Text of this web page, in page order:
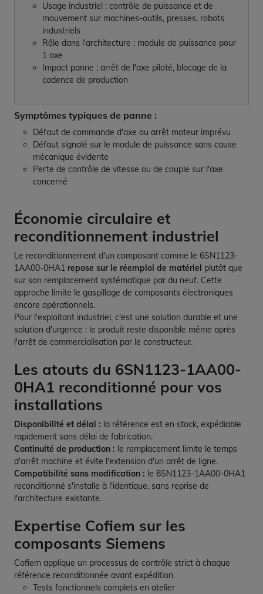
Usage industriel : contrôle de puissance et de
mouvement sur machines-outils, presses, robots
industriels
Rôle dans l'architecture : module de puissance pour
1 axe
Impact panne : arrêt de l'axe piloté, blocage de la
cadence de production
Symptômes typiques de panne :
Défaut de commande d'axe ou arrêt moteur imprévu
Défaut signalé sur le module de puissance sans cause
mécanique évidente
Perte de contrôle de vitesse ou de couple sur l'axe
concerné
Économie circulaire et
reconditionnement industriel
Le reconditionnement d'un composant comme le 6SN1123-
1AA00-0HA1 repose sur le réemploi de matériel plutôt que
sur son remplacement systématique par du neuf. Cette
approche limite le gaspillage de composants électroniques
encore opérationnels.
Pour l'exploitant industriel, c'est une solution durable et une
solution d'urgence : le produit reste disponible même après
l'arrêt de commercialisation par le constructeur.
Les atouts du 6SN1123-1AA00-
0HA1 reconditionné pour vos
installations
Disponibilité et délai : la référence est en stock, expédiable
rapidement sans délai de fabrication.
Continuité de production : le remplacement limite le temps
d'arrêt machine et évite l'extension d'un arrêt de ligne.
Compatibilité sans modification : le 6SN1123-1AA00-0HA1
reconditionné s'installe à l'identique, sans reprise de
l'architecture existante.
Expertise Cofiem sur les
composants Siemens
Cofiem applique un processus de contrôle strict à chaque
référence reconditionnée avant expédition.
Tests fonctionnels complets en atelier